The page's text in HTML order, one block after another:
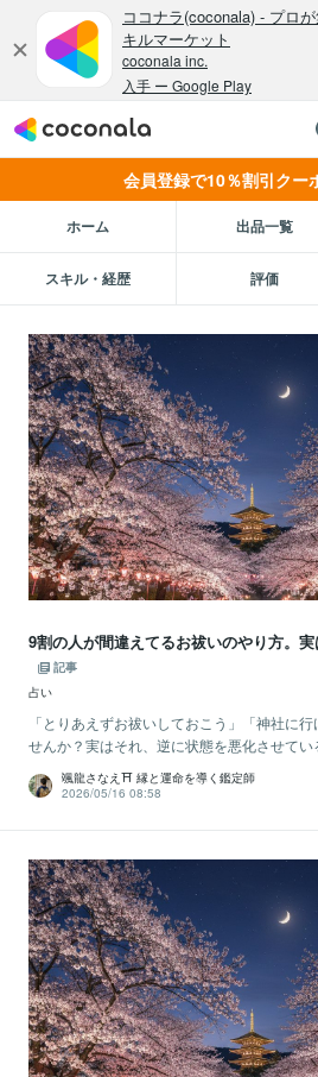
会員登録で10％割引クー
ホーム 出品一覧
スキル・経歴 評価
9割の人が間違えてるお祓いのやり方。
記事
占い
「とりあえずお祓いしておこう」「神社に
せんか？実はそれ、逆に状態を悪化させてい
颯龍さなえ⛩ 縁と運命を導く鑑定師
2026/05/16 08:58